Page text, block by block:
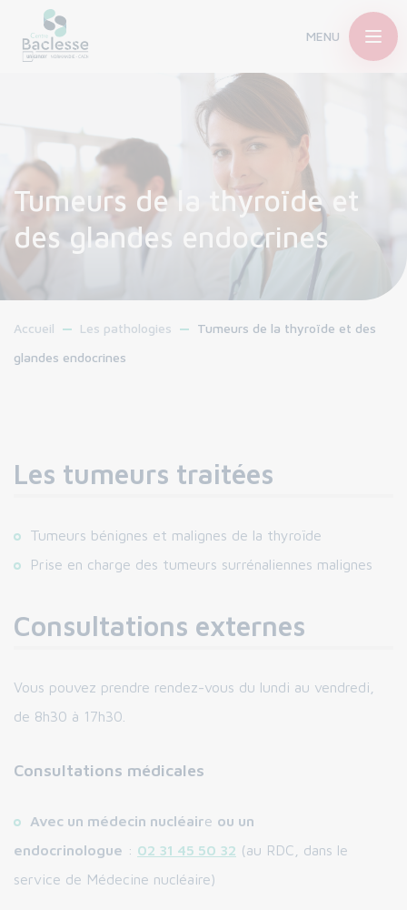
MENU
Tumeurs de la thyroïde et
des glandes endocrines
Accueil Les pathologies
Tumeurs de la thyroïde et des
glandes endocrines
Les tumeurs traitées
Tumeurs bénignes et malignes de la thyroïde
Prise en charge des tumeurs surrénaliennes malignes
Consultations externes
Vous pouvez prendre rendez-vous du lundi au vendredi,
de 8h30 à 17h30.
Consultations médicales
Avec un médecin nucléaire ou un
endocrinologue : 02 31 45 50 32 (au RDC, dans le
service de Médecine nucléaire)